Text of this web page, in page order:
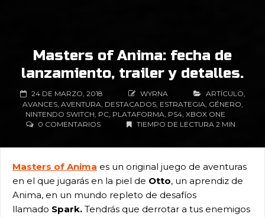
Masters of Anima: fecha de
lanzamiento, trailer y detalles.
24 DE MARZO, 2018 WYRNA ARTÍCULO,
AVANCES, AVENTURA, DESTACADOS, ESTRATEGIA, GÉNERO,
NINTENDO SWITCH, PC, PLATAFORMA, PS4, XBOX ONE
TIEMPO DE LECTURA 2 MIN
0 COMENTARIOS
Masters of Anima es un original juego de aventuras
en el que jugarás en la piel de Otto, un aprendiz de
Anima, en un mundo repleto de desafíos
llamado Spark. Tendrás que derrotar a tus enemigos